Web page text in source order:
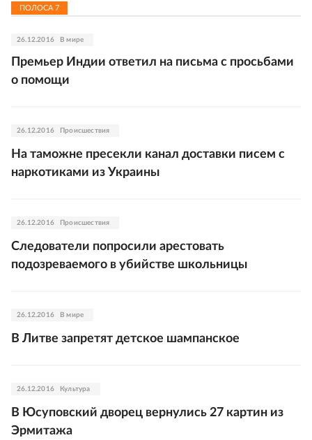
ПОЛОСА 7
26.12.2016 В мире
Премьер Индии ответил на письма с просьбами
о помощи
26.12.2016 Происшествия
На таможне пресекли канал доставки писем с
наркотиками из Украины
26.12.2016 Происшествия
Следователи попросили арестовать
подозреваемого в убийстве школьницы
26.12.2016 В мире
В Литве запретят детское шампанское
26.12.2016 Культура
В Юсуповский дворец вернулись 27 картин из
Эрмитажа